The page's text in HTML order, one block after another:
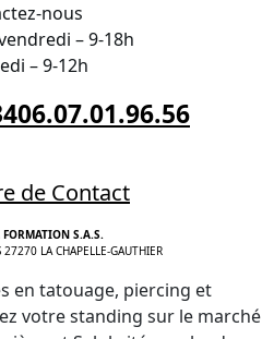
nous
– 9-18h
– 9-12h
06.07.01.96.56
de Contact
FORMATION S.A.S.
LA CHAPELLE-GAUTHIER
en tatouage, piercing et
votre standing sur le marché